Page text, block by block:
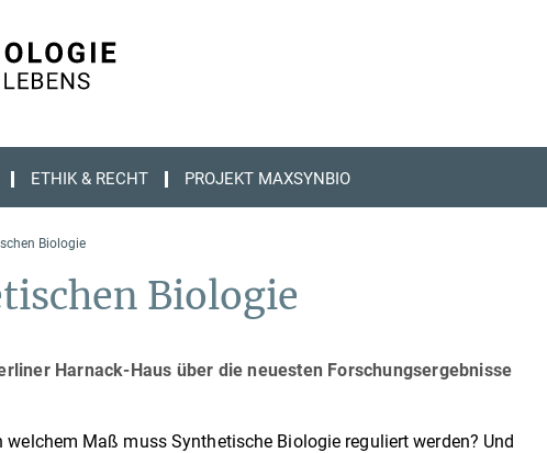
ETHIK & RECHT PROJEKT MAXSYNBIO
Biologie
Biologie
Harnack-Haus über die neuesten Forschungsergebnisse
welchem Maß muss Synthetische Biologie reguliert werden? Und